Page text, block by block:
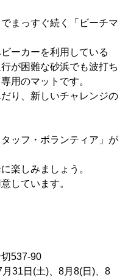
まっすぐ続く「ビーチマ
ーカーを利用している
が困難な砂浜でも波打ち
用のマットです。
り、新しいチャレンジの
ッフ・ボランティア」が
楽しみましょう。
しています。
537-90
31日(土)、8月8(日)、8